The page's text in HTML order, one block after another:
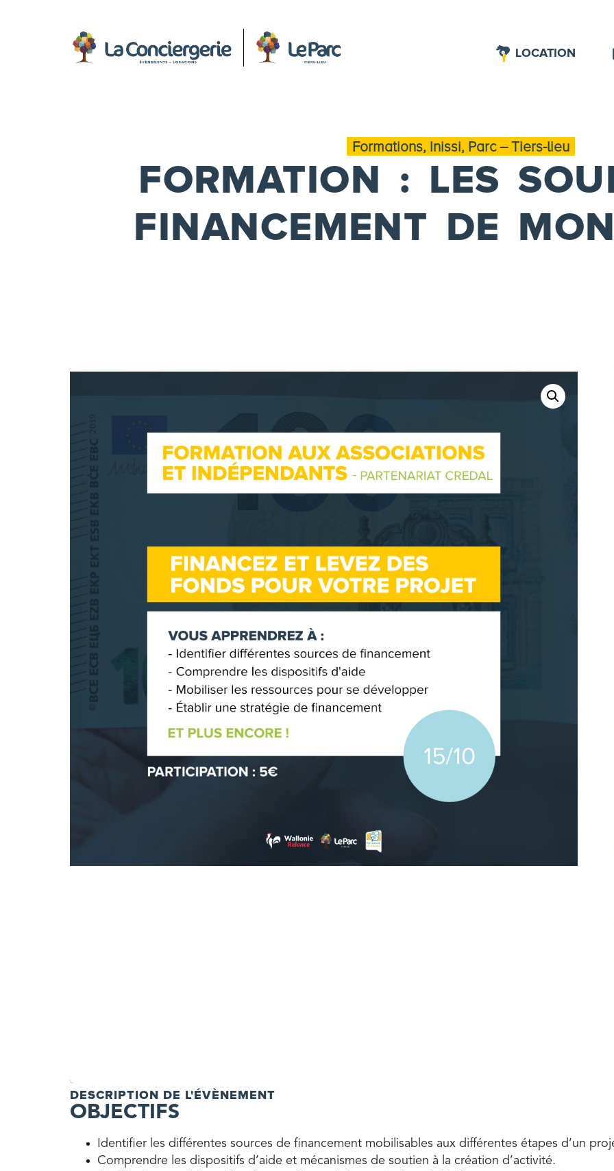
LOCATION
Formations, Inissi, Parc – Tiers-lieu
FORMATION : LES
FINANCEMENT DE
DESCRIPTION DE L'ÉVÈNEMENT
OBJECTIFS
Identifier les différentes sources de financement mobilisables aux différentes étapes d’un
Comprendre les dispositifs d’aide et mécanismes de soutien à la création d’activité.